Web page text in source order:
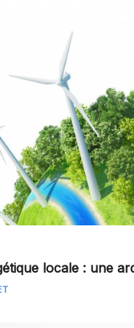
locale : une